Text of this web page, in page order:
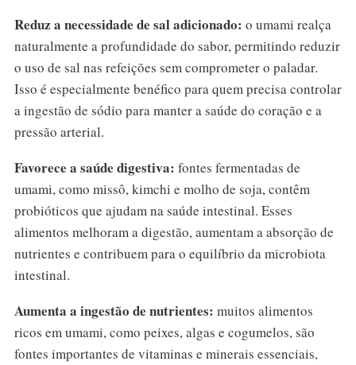
Reduz a necessidade de sal adicionado: o umami realça
naturalmente a profundidade do sabor, permitindo reduzir
o uso de sal nas refeições sem comprometer o paladar.
Isso é especialmente benéfico para quem precisa controlar
a ingestão de sódio para manter a saúde do coração e a
pressão arterial.
Favorece a saúde digestiva: fontes fermentadas de
umami, como missô, kimchi e molho de soja, contêm
probióticos que ajudam na saúde intestinal. Esses
alimentos melhoram a digestão, aumentam a absorção de
nutrientes e contribuem para o equilíbrio da microbiota
intestinal.
Aumenta a ingestão de nutrientes: muitos alimentos
ricos em umami, como peixes, algas e cogumelos, são
fontes importantes de vitaminas e minerais essenciais,